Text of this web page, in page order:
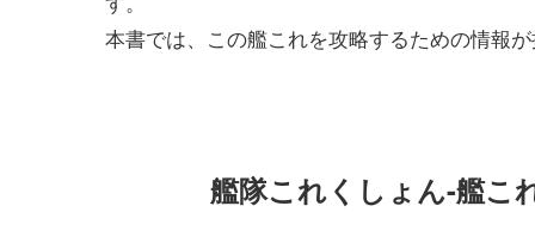
本書では、この艦これを攻略するための情報
艦隊これくしょん-艦こ